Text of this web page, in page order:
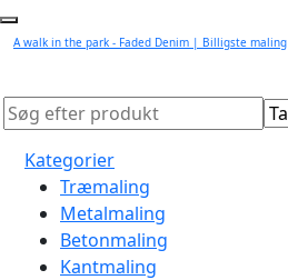
A walk in the park - Faded Denim | Billigste maling
Kategorier
Træmaling
Metalmaling
Betonmaling
Kantmaling